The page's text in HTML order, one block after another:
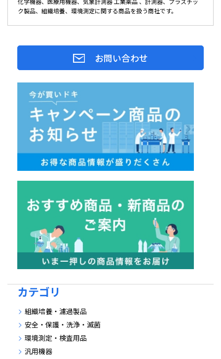
ク製品、組織培養、環境測定に関する商品を扱う商社です。
お問い合わせ
カテゴリ
組織培養・濾過製品
安全・保護・洗浄・滅菌
環境測定・検査用品
汎用機器